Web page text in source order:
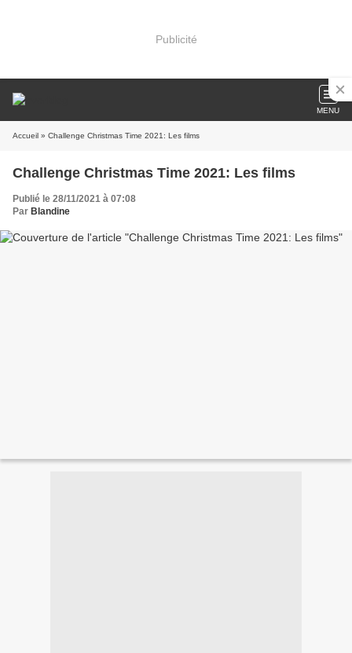
Publicité
MENU
Accueil » Challenge Christmas Time 2021: Les films
Challenge Christmas Time 2021: Les films
Publié le 28/11/2021 à 07:08
Par Blandine